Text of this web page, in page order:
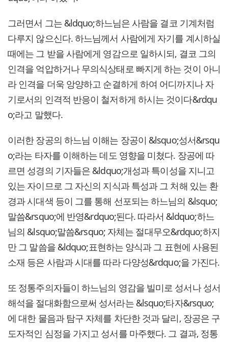
그러면서 그는 &ldquo;하느님은 사람을 결코 기계처럼
다루지 않으신다. 하느님께서 사람에게 자기를 계시하실
때에는 그 받을 사람에게 영감으로 일하시되, 결코 그의
인격을 억압하거나 무의식상태로 빠지게 하는 것이 아니
라 인격을 더욱 앙양하고 순결하게 하여 어디까지나 자
기로서의 인격적 반응이 철저하게 하시는 것이다&rdqu
o;라고 말했다.
이러한 장공의 하느님 이해는 장공이 &lsquo;성서&rsqu
o;라는 타자를 이해하는 데도 영향을 미쳤다. 장공에 따
르면 성경의 기자들은 &ldquo;개성과 특이성을 지니고
있는 자이므로 그 자신의 지식과 특성과 그 처해 있는 환
경과 시대색 등이 그를 통해 선포되는 하느님의 &lsquo;
말씀&rsquo;에 반영&rdquo;된다. 따라서 &ldquo;하느
님의 &lsquo;말씀&rsquo; 자체는 절대무오&rdquo;하지
만 그 말씀을 &ldquo;표현하는 양식과 그 표현에 사용된
소재 등은 사람과 시대를 따라 다양성&rdquo;을 가진다.
또 정통주의자들이 하느님의 영감을 빌미로 성서나 성서
해석을 절대화함으로써 성서라는 &lsquo;타자&rsquo;
에 대한 물음과 탐구 자체를 차단한 것과 달리, 장공은 구
도자적인 심정을 가지고 성서를 마주했다. 그 결과, 정통